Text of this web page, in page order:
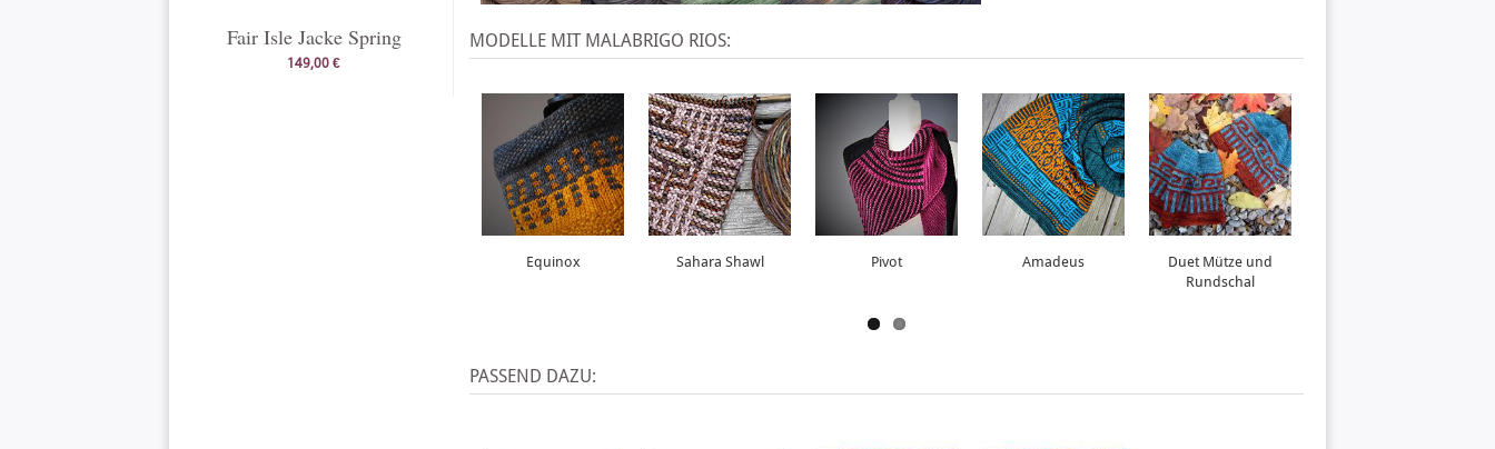
Fair Isle Jacke Spring
149,00 €
MODELLE MIT MALABRIGO RIOS:
Equinox Sahara Shawl Pivot Amadeus
Duet Mütze und
Rundschal
PASSEND DAZU: